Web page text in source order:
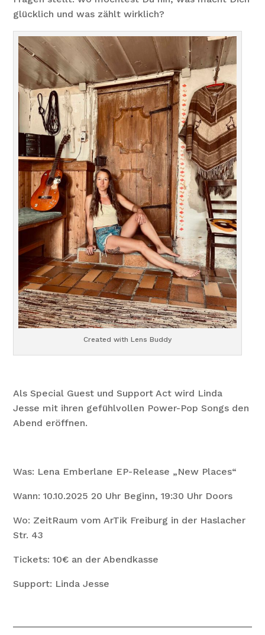
glücklich und was zählt wirklich?
Created with Lens Buddy
Als Special Guest und Support Act wird Linda
Jesse mit ihren gefühlvollen Power-Pop Songs den
Abend eröffnen.
Was: Lena Emberlane EP-Release „New Places“
Wann: 10.10.2025 20 Uhr Beginn, 19:30 Uhr Doors
Wo: ZeitRaum vom ArTik Freiburg in der Haslacher
Str. 43
Tickets: 10€ an der Abendkasse
Support: Linda Jesse